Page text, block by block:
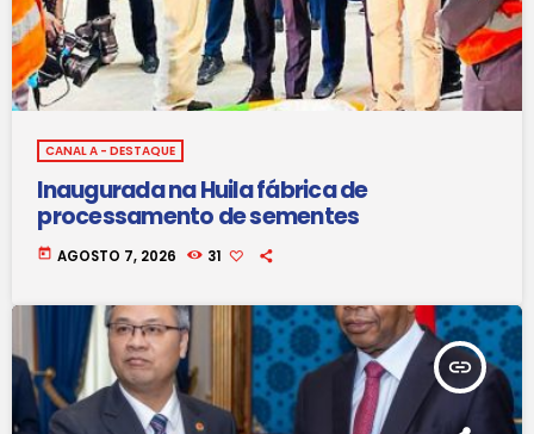
CANAL A - DESTAQUE
Inaugurada na Huila fábrica de
processamento de sementes
today AGOSTO 7, 2026 31
insert_link